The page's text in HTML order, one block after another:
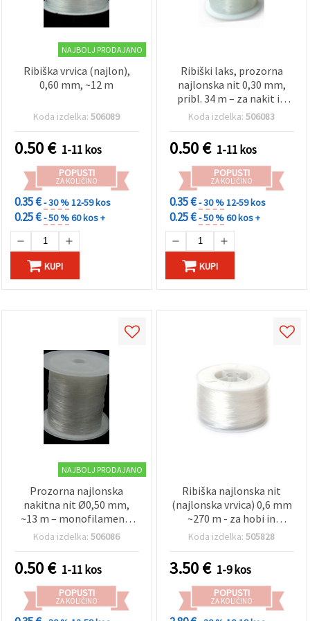
NAJBOLJ PRODAJANO
Ribiška vrvica (najlon),
0,60 mm, ~12 m
Koda izdelka:506089
0.50€ 1-11 kos
POPUSTI
ZA KOLIČINO
0.35 €- 30 %12-59 kos
0.25 €- 50 %60 kos +
KUPI
Ribiški laks, prozorna
najlonska nit 0,30 mm,
pribl. 34 m – za nakit in
ustvarjanje
Koda izdelka:506083
0.50€ 1-11 kos
POPUSTI
ZA KOLIČINO
0.35 €- 30 %12-59 kos
0.25 €- 50 %60 kos +
KUPI
NAJBOLJ PRODAJANO
Prozorna najlonska
nakitna nit Ø0,50 mm,
~13 m – monofilament,
močna in prožna – za
ustvarjalne projekte
Koda izdelka:506086
0.50€ 1-11 kos
POPUSTI
ZA KOLIČINO
Ribiška najlonska nit
(najlonska vrvica) 0,6 mm
~270 m - za hobi in
ustvarjanje
Koda izdelka:505828
3.50€ 1-9 kos
POPUSTI
ZA KOLIČINO